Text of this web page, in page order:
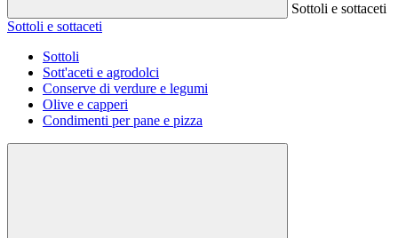
Sottoli e sottaceti
Sottoli e sottaceti
Sottoli
Sott'aceti e agrodolci
Conserve di verdure e legumi
Olive e capperi
Condimenti per pane e pizza